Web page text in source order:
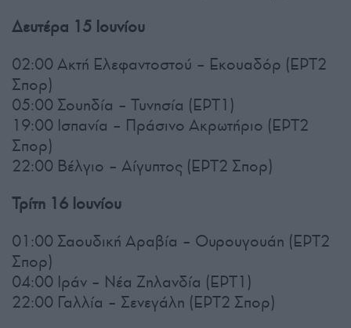
Δευτέρα 15 Ιουνίου
02:00 Ακτή Ελεφαντοστού – Εκουαδόρ (ΕΡΤ2
Σπορ)
05:00 Σουηδία – Τυνησία (ΕΡΤ1)
19:00 Ισπανία – Πράσινο Ακρωτήριο (ΕΡΤ2
Σπορ)
22:00 Βέλγιο – Αίγυπτος (ΕΡΤ2 Σπορ)
Τρίτη 16 Ιουνίου
01:00 Σαουδική Αραβία – Ουρουγουάη (ΕΡΤ2
Σπορ)
04:00 Ιράν – Νέα Ζηλανδία (ΕΡΤ1)
22:00 Γαλλία – Σενεγάλη (ΕΡΤ2 Σπορ)